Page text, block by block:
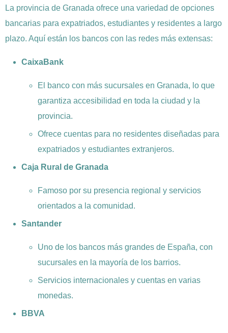
La provincia de Granada ofrece una variedad de opciones
bancarias para expatriados, estudiantes y residentes a largo
plazo. Aquí están los bancos con las redes más extensas:
CaixaBank
El banco con más sucursales en Granada, lo que
garantiza accesibilidad en toda la ciudad y la
provincia.
Ofrece cuentas para no residentes diseñadas para
expatriados y estudiantes extranjeros.
Caja Rural de Granada
Famoso por su presencia regional y servicios
orientados a la comunidad.
Santander
Uno de los bancos más grandes de España, con
sucursales en la mayoría de los barrios.
Servicios internacionales y cuentas en varias
monedas.
BBVA